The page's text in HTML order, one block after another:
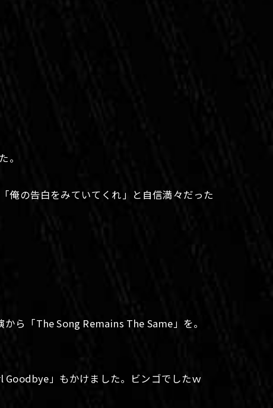
。
俺の告白をみていてくれ」と自信満々だった
ら「The Song Remains The Same」を。
」もかけました。ビンゴでしたｗ